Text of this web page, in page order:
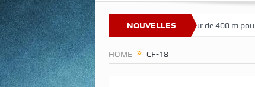
NOUVELLES
Bienvenue sur notre nouveau site Une tour de 400 m pour
HOME CF-18